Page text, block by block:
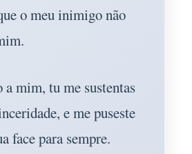
o meu inimigo não
a mim, tu me sustentas
e me puseste
face para sempre.